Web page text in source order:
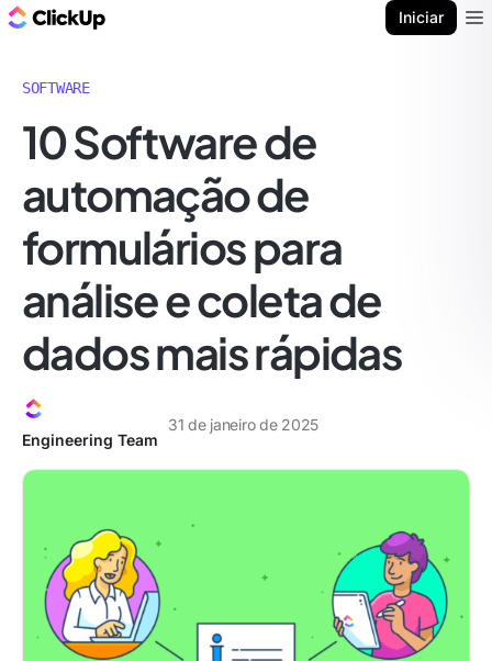
Iniciar
SOFTWARE
10 Software de
automação de
formulários para
análise e coleta de
dados mais rápidas
Engineering Team
31 de janeiro de 2025